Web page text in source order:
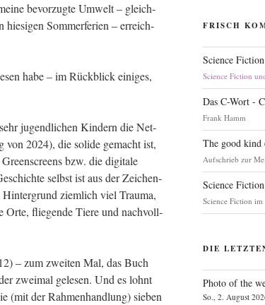
bevor­zug­te Umwelt – gleich­
hie­si­gen Som­mer­fe­ri­en – erreich­
habe – im Rück­blick eini­ges,
jugend­li­chen Kin­dern die Net­
2024), die soli­de gemacht ist,
bzw. die digi­ta­le
selbst ist aus der Zei­chen­
ziem­lich viel Trau­ma,
Orte, flie­gen­de Tie­re und nach­voll­
– zum zwei­ten Mal, das Buch
zwei­mal gele­sen. Und es lohnt
(mit der Rah­men­hand­lung) sie­ben
FRISCH
Science
Science Fiction
Das C-Wort -
Frank Hamm
The good
Aufschrieb zur Me...
Science
Science Fiction im
DIE
Photo of the
So., 2. August